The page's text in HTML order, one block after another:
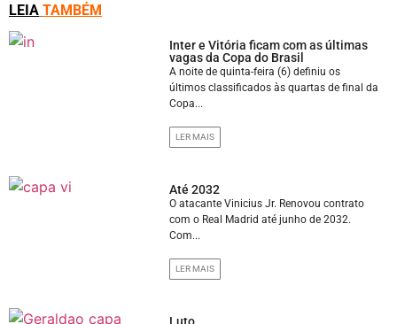
LEIA TAMBÉM
Inter e Vitória ficam com as últimas
vagas da Copa do Brasil
A noite de quinta-feira (6) definiu os
últimos classificados às quartas de final da
Copa...
LER MAIS
Até 2032
O atacante Vinicius Jr. Renovou contrato
com o Real Madrid até junho de 2032.
Com...
LER MAIS